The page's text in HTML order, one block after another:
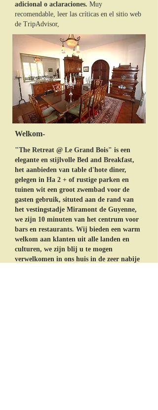
adicional o aclaraciones. Muy
recomendable, leer las críticas en el sitio web
de TripAdvisor,
Welkom-
"The Retreat @ Le Grand Bois" is een
elegante en stijlvolle Bed and Breakfast,
het aanbieden van table d'hote diner,
gelegen in Ha 2 + of rustige parken en
tuinen wit een groot zwembad voor de
gasten gebruik, situted aan de rand van
het vestingstadje Miramont de Guyenne,
we zijn 10 minuten van het centrum voor
bars en restaurants. Wij bieden een warm
welkom aan klanten uit alle landen en
culturen, we zijn blij u te mogen
verwelkomen in ons huis in de zeer nabije